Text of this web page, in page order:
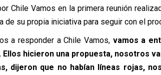
Chile Vamos en la primera reunión
de su propia iniciativa para seguir con el
a responder a Chile Vamos, vamos a
Ellos hicieron una propuesta, nosotros
dijeron que no habían líneas rojas,